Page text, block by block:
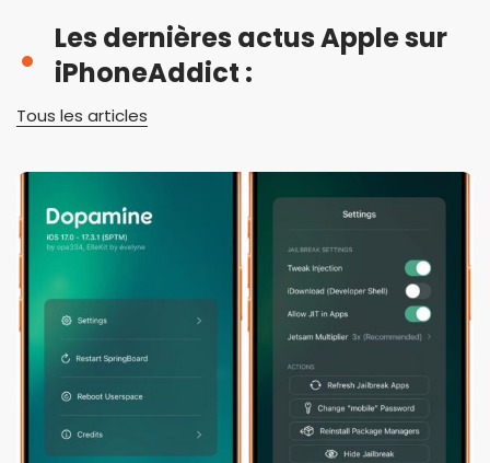
Les dernières actus Apple sur
iPhoneAddict :
Tous les articles